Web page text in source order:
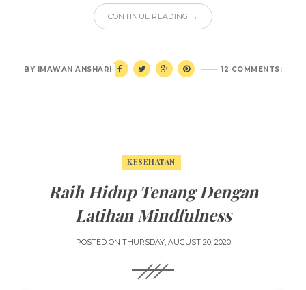
CONTINUE READING →
12 COMMENTS:
BY IMAWAN ANSHARI
KESEHATAN
Raih Hidup Tenang Dengan
Latihan Mindfulness
POSTED ON THURSDAY, AUGUST 20, 2020